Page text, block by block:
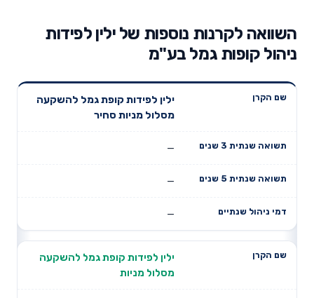
השוואה לקרנות נוספות של ילין לפידות
ניהול קופות גמל בע"מ
שנתית 3
תשואה
שנתית 5
דמי ניהול
ילין לפידות קופת גמל להשקעה
מסלול מניות סחיר
—
—
—
ילין לפידות קופת גמל להשקעה
מסלול מניות